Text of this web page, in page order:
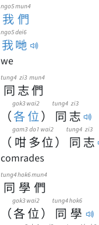
我們
ngo5 mun4
我哋
ngo5 dei6
we
同
tung4
志
zi3
們
mun4
（各位
gok3 wai2
） 同
tung4
志
zi3
（ 咁
gam3
多
do1
位
wai2
） 同
tung4
志
zi3
comrades
同
tung4
學
hok6
們
mun4
（各
gok3
位
wai2
） 同
tung4
學
hok6